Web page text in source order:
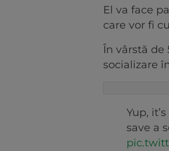
El va face
care vor fi
În vârstă
socializare
Yup,
save a